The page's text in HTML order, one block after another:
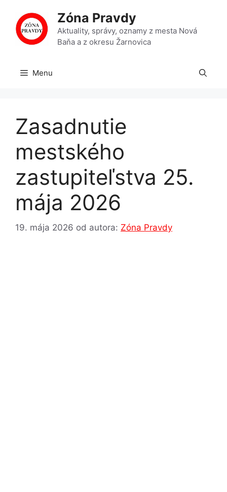
obsah
Zóna Pravdy
Aktuality, správy, oznamy z mesta Nová
Baňa a z okresu Žarnovica
Menu
Zasadnutie
mestského
zastupiteľstva 25.
mája 2026
19. mája 2026 od autora: Zóna Pravdy